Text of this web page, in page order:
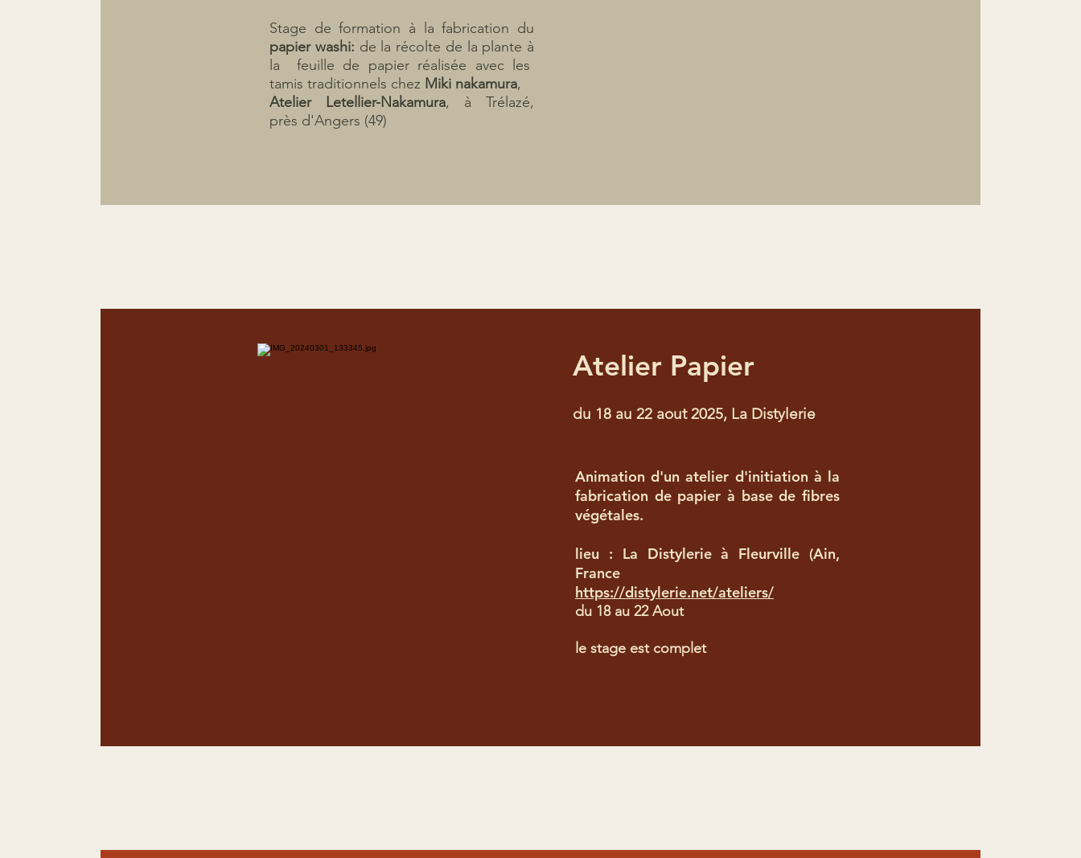
Stage de formation à la fabrication du
papier washi: de la récolte de la plante à
la feuille de papier réalisée avec les
tamis traditionnels chez Miki nakamura,
Atelier Letellier-Nakamura, à Trélazé,
près d'Angers (49)
Atelier Papier
du 18 au 22 aout 2025, La Distylerie
Animation d'un atelier d'initiation à la
fabrication de papier ​à base de fibres
végétales.
lieu : La Distylerie à Fleurville (Ain,
France
https://distylerie.net/ateliers/
du 18 au 22 Aout
le stage est complet